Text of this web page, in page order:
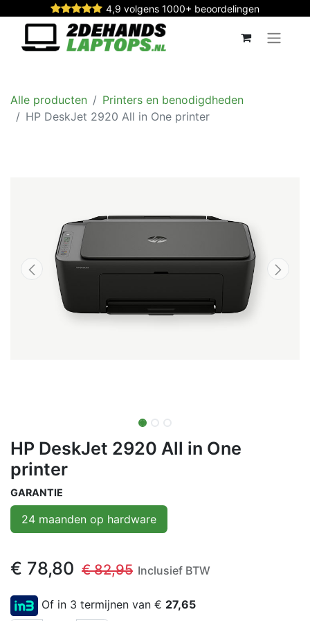
4,9 volgens 1000+ beoordelingen
Alle producten
Printers en benodigdheden
HP DeskJet 2920 All in One printer
HP DeskJet 2920 All in One
printer
GARANTIE
24 maanden op hardware
€ 78,80 €82,95 Inclusief BTW
Of in 3 termijnen van € 27,65